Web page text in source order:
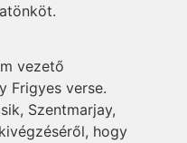
vezető
Frigyes verse.
Szentmarjay,
hogy